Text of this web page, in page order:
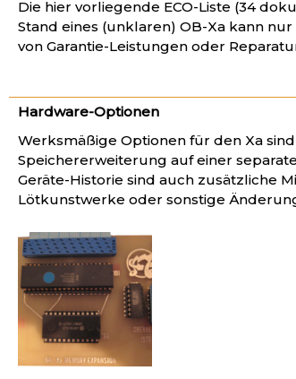
Die hier vorliegende ECO-Liste (34
Stand eines (unklaren) OB-Xa kann
von Garantie-Leistungen oder
Hardware-Optionen
Werksmäßige Optionen für den Xa
Speichererweiterung auf einer
Geräte-Historie sind auch zusätzliche
Lötkunstwerke oder sonstige